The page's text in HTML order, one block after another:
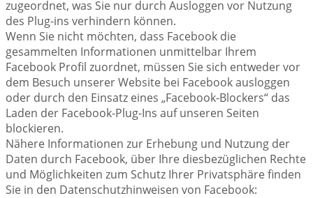
zugeordnet, was Sie nur durch Ausloggen vor Nutzung
des Plug-ins verhindern können.
Wenn Sie nicht möchten, dass Facebook die
gesammelten Informationen unmittelbar Ihrem
Facebook Profil zuordnet, müssen Sie sich entweder vor
dem Besuch unserer Website bei Facebook ausloggen
oder durch den Einsatz eines „Facebook-Blockers“ das
Laden der Facebook-Plug-Ins auf unseren Seiten
blockieren.
Nähere Informationen zur Erhebung und Nutzung der
Daten durch Facebook, über Ihre diesbezüglichen Rechte
und Möglichkeiten zum Schutz Ihrer Privatsphäre finden
Sie in den Datenschutzhinweisen von Facebook: